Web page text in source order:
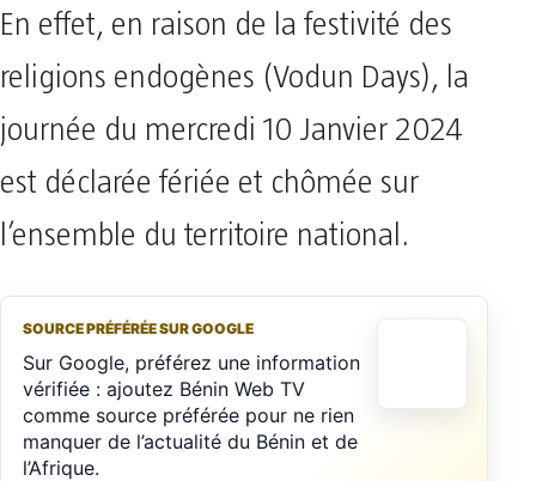
En effet, en raison de la festivité des
religions endogènes (Vodun Days), la
journée du mercredi 10 Janvier 2024
est déclarée fériée et chômée sur
l’ensemble du territoire national.
SOURCE PRÉFÉRÉE SUR GOOGLE
Sur Google, préférez une information
vérifiée : ajoutez Bénin Web TV
comme source préférée pour ne rien
manquer de l’actualité du Bénin et de
l’Afrique.